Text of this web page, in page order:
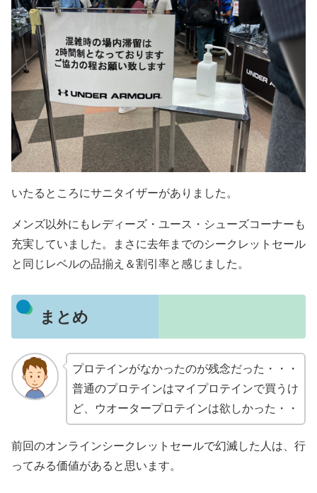
いたるところにサニタイザーがありました。
メンズ以外にもレディーズ・ユース・シューズコーナーも
充実していました。まさに去年までのシークレットセール
と同じレベルの品揃え＆割引率と感じました。
まとめ
プロテインがなかったのが残念だった・・・
普通のプロテインはマイプロテインで買うけ
ど、ウオータープロテインは欲しかった・・
前回のオンラインシークレットセールで幻滅した人は、行
ってみる価値があると思います。